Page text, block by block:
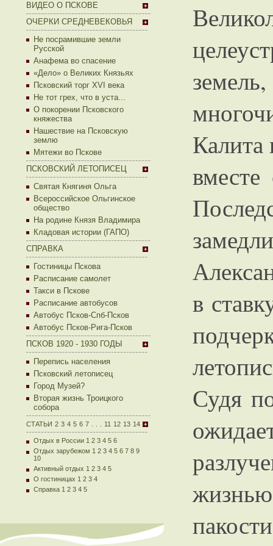
ВИДЕО О ПСКОВЕ
ОЧЕРКИ СРЕДНЕВЕКОВЬЯ
Не посрамившие земли
Русской
Анафема во спасение
«Дело» о Великих Князьях
Псковский торг XVI века
Не тот грех, что в уста...
О покорении Псковского
княжества
Нашествие на Псковскую
землю
Мятежи во Пскове
ПСКОВСКИЙ ЛЕТОПИСЕЦ
Святая Княгиня Ольга
Всероссийское Ольгинское
общество
На родине Князя Владимира
Кладовая истории (ГАПО)
СПРАВКА
Гостиницы Пскова
Расписание самолет
Такси в Пскове
Расписание автобусов
Автобус Псков-Спб-Псков
Автобус Псков-Рига-Псков
ПСКОВ 1920 - 1930 ГОДЫ
Перепись населения
Псковский летописец
Город Музей?
Вторая жизнь Троицкого
собора
СТАТЬИ 2 3 4 5 6 7 11 12 13 14
Отдых в России 1 2 3 4 5 6
Отдых зарубежом 1 2 3 4 5 6 7 8 9
10
Активный отдых 1 2 3 4 5
О гостиницах 1 2 3 4
Справка 1 2 3 4 5
Калита
в
Судя